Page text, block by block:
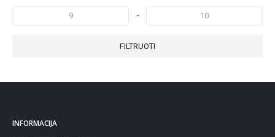
-
FILTRUOTI
INFORMACIJA